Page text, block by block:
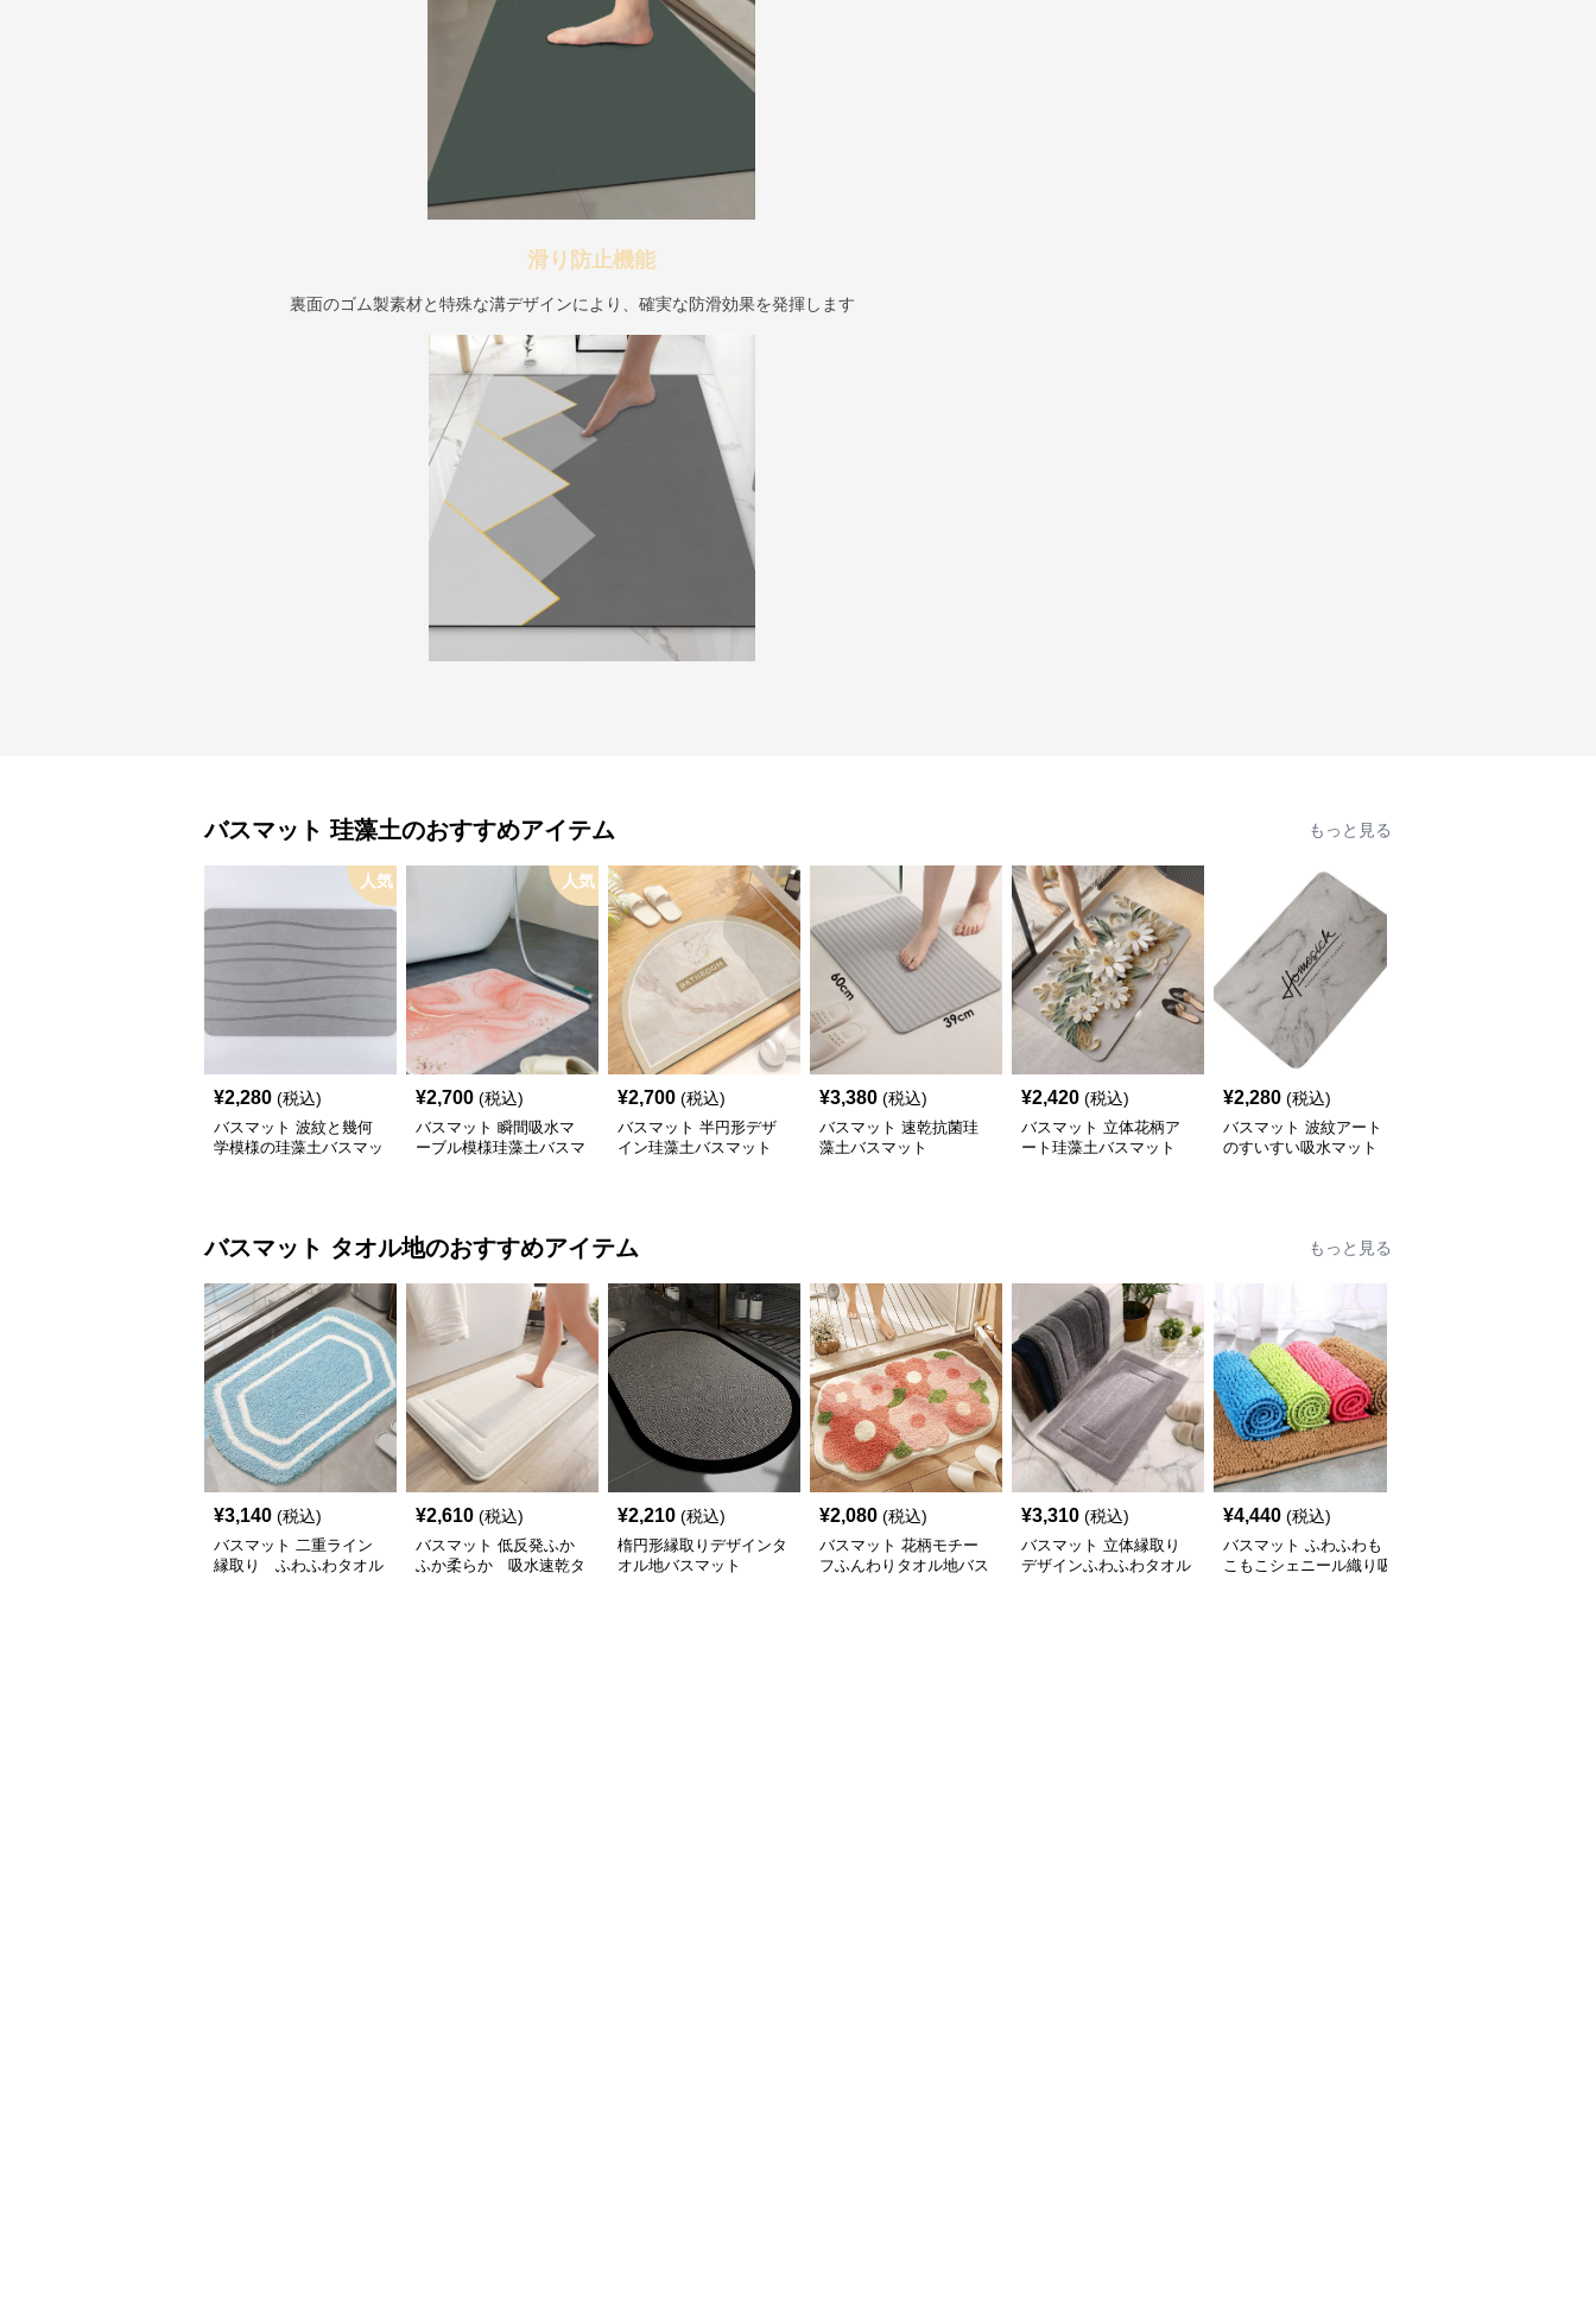
滑り防止機能
裏面のゴム製素材と特殊な溝デザインにより、確実な防滑効果を発揮します
バスマット 珪藻土のおすすめアイテム もっと見る
人気
¥2,280 (税込)
バスマット 波紋と幾何
学模様の珪藻土バスマッ
人気
¥2,700 (税込)
バスマット 瞬間吸水マ
ーブル模様珪藻土バスマ
¥2,700 (税込)
バスマット 半円形デザ
イン珪藻土バスマット
¥3,380 (税込)
バスマット 速乾抗菌珪
藻土バスマット
¥2,420 (税込)
バスマット 立体花柄ア
ート珪藻土バスマット
¥2,280 (税込)
バスマット 波紋アート
のすいすい吸水マット
バスマット タオル地のおすすめアイテム もっと見る
¥3,140 (税込)
バスマット 二重ライン
縁取り ふわふわタオル
¥2,610 (税込)
バスマット 低反発ふか
ふか柔らか 吸水速乾タ
¥2,210 (税込)
楕円形縁取りデザインタ
オル地バスマット
¥2,080 (税込)
バスマット 花柄モチー
フふんわりタオル地バス
¥3,310 (税込)
バスマット 立体縁取り
デザインふわふわタオル
¥4,440 (税込)
バスマット ふわふわも
こもこシェニール織り吸